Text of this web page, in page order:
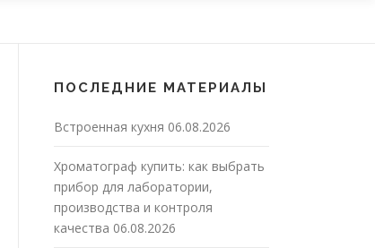
ПОСЛЕДНИЕ МАТЕРИАЛЫ
Встроенная кухня 06.08.2026
Хроматограф купить: как выбрать
прибор для лаборатории,
производства и контроля
качества 06.08.2026